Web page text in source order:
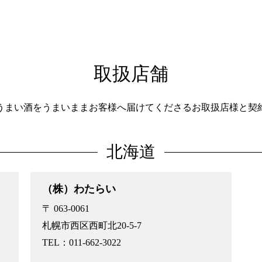
取扱店舗
まい酒をうまいままお客様へ届けてくださるお取扱店様と契
北海道
（株）わたらい
〒 063-0061
札幌市西区西町北20-5-7
TEL：011-662-3022